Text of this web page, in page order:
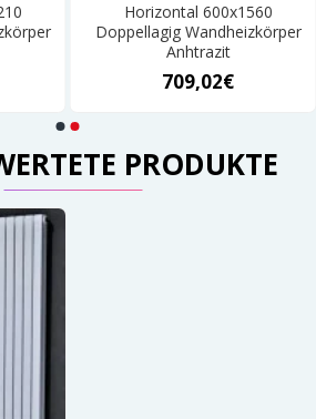
Horizontal 600x1560
Doppellagig Wandheizkörper
Anhtrazit
709,02€
PRODUKTE